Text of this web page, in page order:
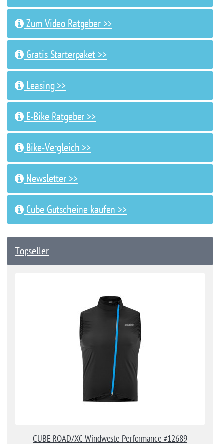
Zum Video Ratgeber >>
Gratis Starterpaket >>
Leasing >>
E-Bike Ratgeber >>
Bike-Vergleich >>
Newsletter >>
Cube Gutscheine kaufen >>
Topseller
CUBE ROAD/XC Windweste Performance #12689